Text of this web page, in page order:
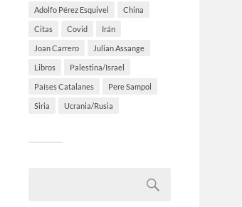
Adolfo Pérez Esquivel China
Citas Covid Irán
Joan Carrero Julian Assange
Libros Palestina/Israel
Países Catalanes Pere Sampol
Siria Ucrania/Rusia